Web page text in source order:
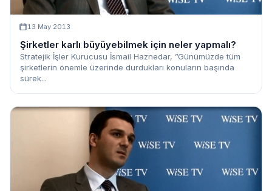
13 May 2013
Şirketler karlı büyüyebilmek için neler yapmalı?
Stratejik İşler Kurucusu İsmail Haznedar, ”Günümüzde tüm
şirketlerin önemle üzerinde durdukları konuların başında
sürek...